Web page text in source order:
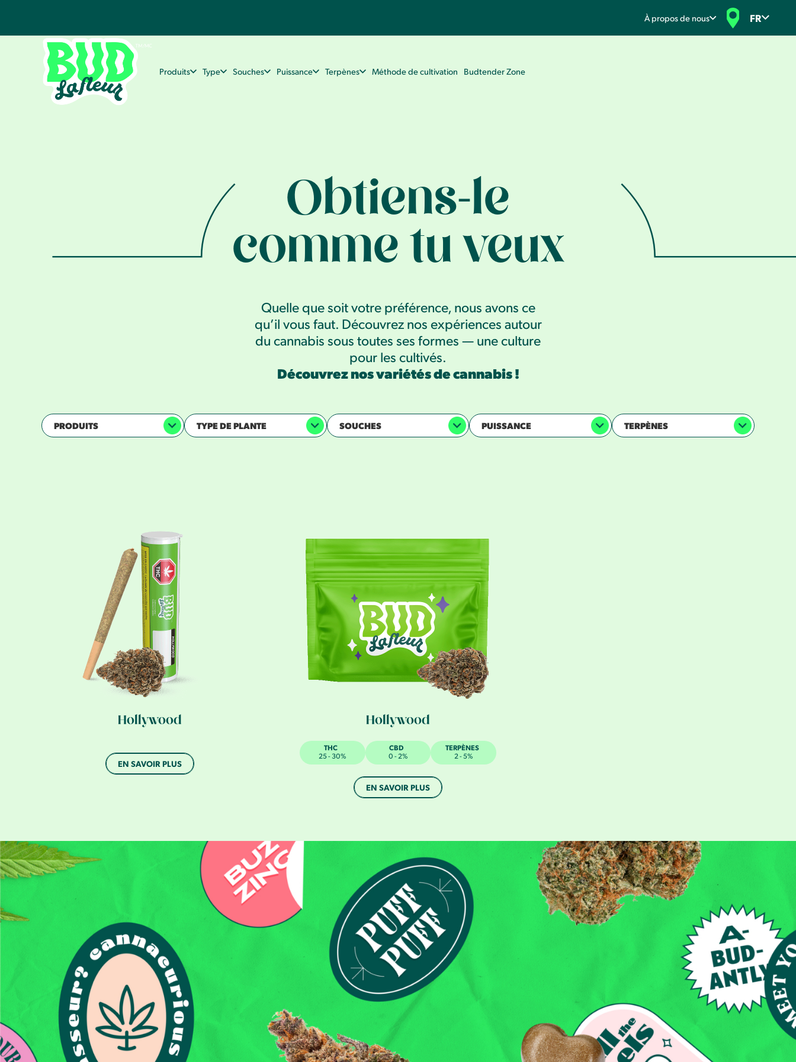
À propos de nous FR
Produits Type Souches Puissance Terpènes Méthode de cultivation Budtender Zone
Obtiens-le
comme tu veux
Quelle que soit votre préférence, nous avons ce
qu’il vous faut. Découvrez nos expériences autour
du cannabis sous toutes ses formes — une culture
pour les cultivés.
Découvrez nos variétés de cannabis !
PRODUITS TYPE DE PLANTE SOUCHES PUISSANCE TERPÈNES
Hollywood
EN SAVOIR PLUS
Hollywood
THC
25 - 30%
CBD
0 - 2%
TERPÈNES
2 - 5%
EN SAVOIR PLUS